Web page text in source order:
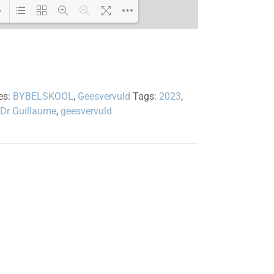
BYBELSKOOL, Geesvervuld Tags: 2023,
Dr Guillaume, geesvervuld